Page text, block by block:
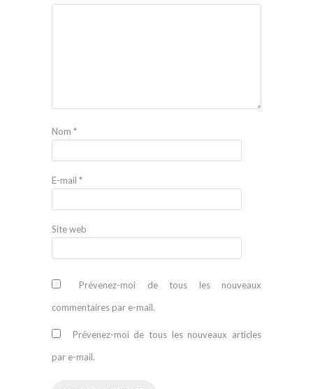
Nom *
E-mail *
Site web
Prévenez-moi de tous les nouveaux
commentaires par e-mail.
Prévenez-moi de tous les nouveaux articles
par e-mail.